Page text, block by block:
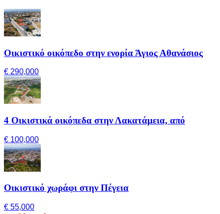
Οικιστικό οικόπεδο στην ενορία Άγιος Αθανάσιος
€ 290,000
4 Οικιστικά οικόπεδα στην Λακατάμεια, από
€ 100,000
Οικιστικό χωράφι στην Πέγεια
€ 55,000